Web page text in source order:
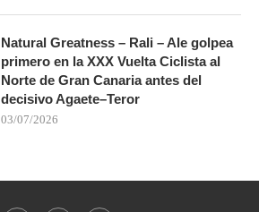
Natural Greatness – Rali – Ale golpea
primero en la XXX Vuelta Ciclista al
Norte de Gran Canaria antes del
decisivo Agaete–Teror
03/07/2026